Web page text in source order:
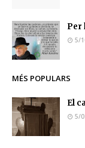
Per
5/
MÉS POPULARS
El
5/